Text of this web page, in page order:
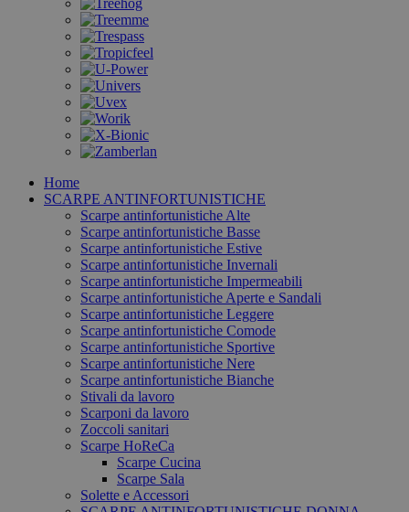
Home
SCARPE ANTINFORTUNISTICHE
Scarpe antinfortunistiche Alte
Scarpe antinfortunistiche Basse
Scarpe antinfortunistiche Estive
Scarpe antinfortunistiche Invernali
Scarpe antinfortunistiche Impermeabili
Scarpe antinfortunistiche Aperte e Sandali
Scarpe antinfortunistiche Leggere
Scarpe antinfortunistiche Comode
Scarpe antinfortunistiche Sportive
Scarpe antinfortunistiche Nere
Scarpe antinfortunistiche Bianche
Stivali da lavoro
Scarponi da lavoro
Zoccoli sanitari
Scarpe HoReCa
Scarpe Cucina
Scarpe Sala
Solette e Accessori